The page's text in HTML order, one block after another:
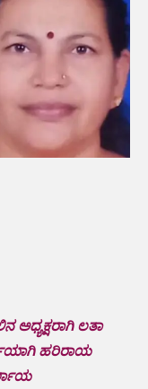
ಅಧ್ಯಕ್ಷರಾಗಿ ಲತಾ
ಹರಿರಾಯ